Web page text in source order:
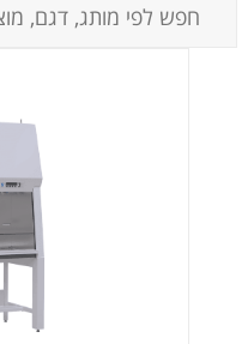
Centrifuges